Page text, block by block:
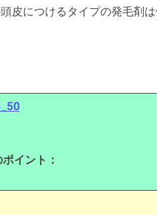
皮につけるタイプの発毛剤
イント：